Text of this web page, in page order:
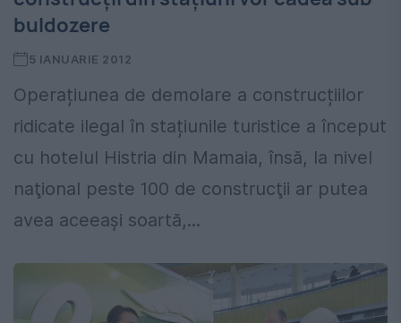
buldozere
5 IANUARIE 2012
Operațiunea de demolare a construcțiilor
ridicate ilegal în stațiunile turistice a început
cu hotelul Histria din Mamaia, însă, la nivel
naţional peste 100 de construcţii ar putea
avea aceeași soartă,...